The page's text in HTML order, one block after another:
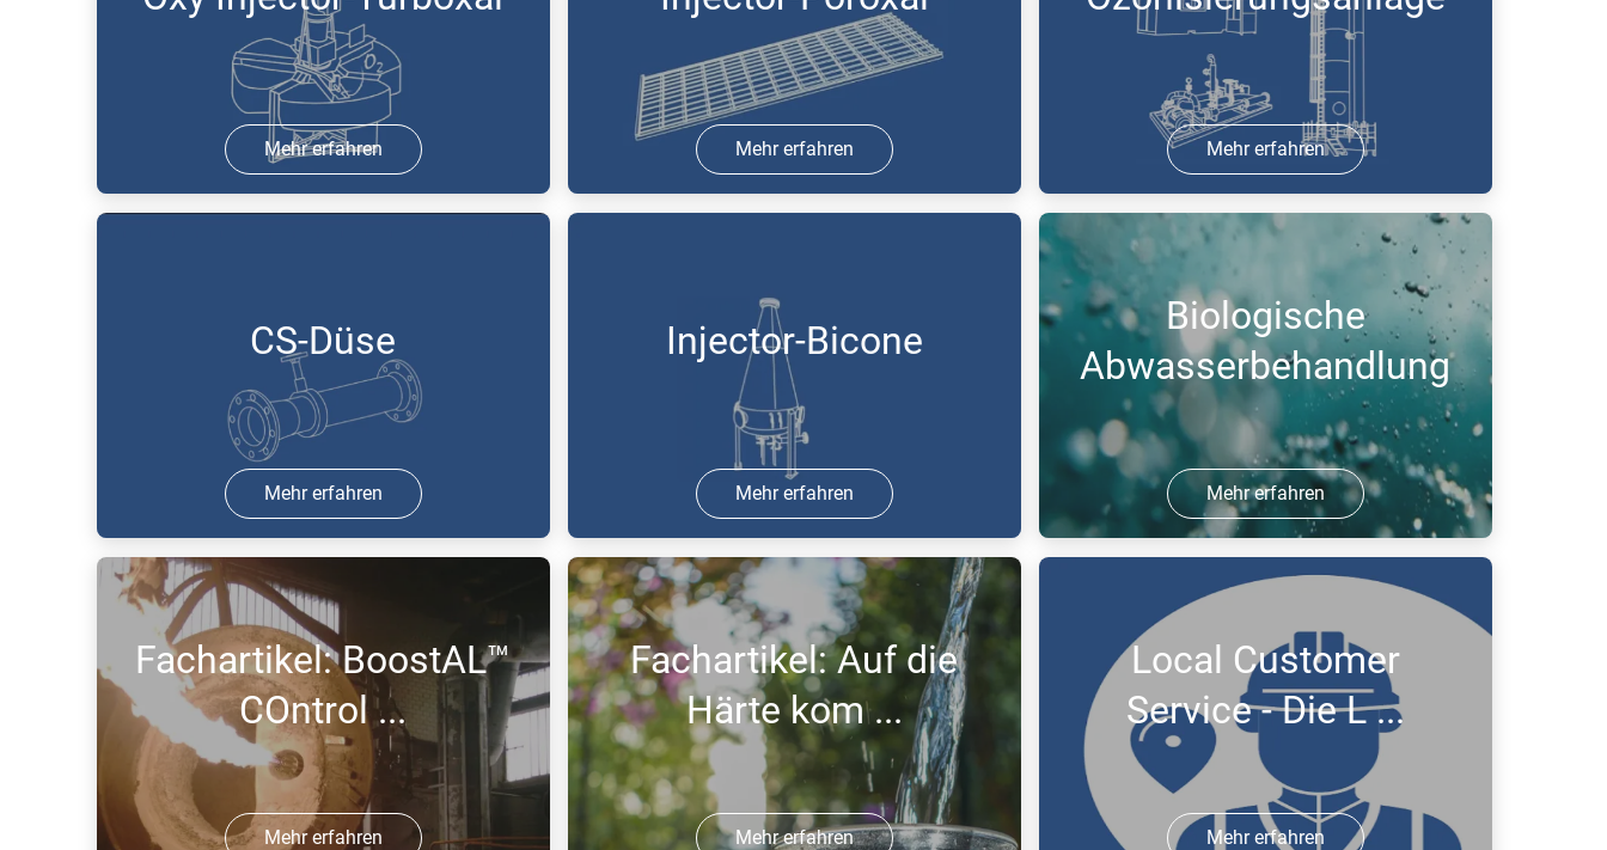
Mehr erfahren Mehr erfahren Mehr erfahren
25 Aug 2017 | PDF
CS-Düse
Mehr erfahren
25 Aug 2017 | PDF
Injector-Bicone
Mehr erfahren
25 Aug 2017 | PDF
Biologische
Abwasserbehandlung
Mehr erfahren
Fachartikel: BoostAL™
COntrol ...
Mehr erfahren
Fachartikel: Auf die
Härte kom ...
Mehr erfahren
Local Customer
Service - Die L ...
Mehr erfahren